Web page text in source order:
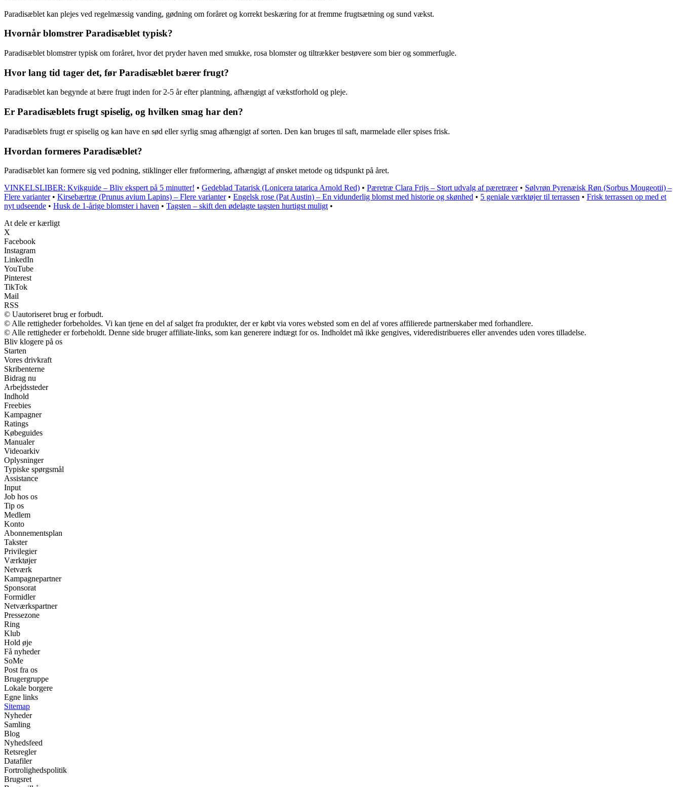
Paradisæblet kan plejes ved regelmæssig vanding, gødning om foråret og korrekt beskæring for at fremme frugtsætning og sund vækst.
Hvornår blomstrer Paradisæblet typisk?
Paradisæblet blomstrer typisk om foråret, hvor det pryder haven med smukke, rosa blomster og tiltrækker bestøvere som bier og sommerfugle.
Hvor lang tid tager det, før Paradisæblet bærer frugt?
Paradisæblet kan begynde at bære frugt inden for 2-5 år efter plantning, afhængigt af vækstforhold og pleje.
Er Paradisæblets frugt spiselig, og hvilken smag har den?
Paradisæblets frugt er spiselig og kan have en sød eller syrlig smag afhængigt af sorten. Den kan bruges til saft, marmelade eller spises frisk.
Hvordan formeres Paradisæblet?
Paradisæblet kan formere sig ved podning, stiklinger eller frøformering, afhængigt af ønsket metode og tidspunkt på året.
VINKELSLIBER: Kvikguide – Bliv ekspert på 5 minutter! • Gedeblad Tatarisk (Lonicera tatarica Arnold Red) • Pæretræ Clara Frijs – Stort udvalg af pæretræer• Sølvrøn Pyrenæisk Røn (Sorbus Mougeotii) –
Flere varianter• Kirsebærtræ (Prunus avium Lapins) – Flere varianter• Engelsk rose (Pat Austin) – En vidunderlig blomst med historie og skønhed • 5 geniale værktøjer til terrassen • Frisk terrassen op med et
nyt udseende • Husk de 1-årige blomster i haven • Tagsten – skift den ødelagte tagsten hurtigst muligt •
At dele er kærligt
X
Facebook
Instagram
LinkedIn
YouTube
Pinterest
TikTok
Mail
RSS
© Uautoriseret brug er forbudt.
© Alle rettigheder forbeholdes. Vi kan tjene en del af salget fra produkter, der er købt via vores websted som en del af vores affilierede partnerskaber med forhandlere.
© Alle rettigheder er forbeholdt. Denne side bruger affiliate-links, som kan generere indtægt for os. Indholdet må ikke gengives, videredistribueres eller anvendes uden vores tilladelse.
Bliv klogere på os
Starten
Vores drivkraft
Skribenterne
Bidrag nu
Arbejdssteder
Indhold
Freebies
Kampagner
Ratings
Købeguides
Manualer
Videoarkiv
Oplysninger
Typiske spørgsmål
Assistance
Input
Job hos os
Tip os
Medlem
Konto
Abonnementsplan
Takster
Privilegier
Værktøjer
Netværk
Kampagnepartner
Sponsorat
Formidler
Netværkspartner
Pressezone
Ring
Klub
Hold øje
Få nyheder
SoMe
Post fra os
Brugergruppe
Lokale borgere
Egne links
Sitemap
Nyheder
Samling
Blog
Nyhedsfeed
Retsregler
Datafiler
Fortrolighedspolitik
Brugsret